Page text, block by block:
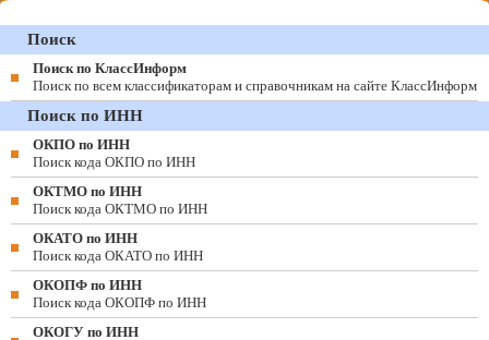
Поиск
Поиск по КлассИнформ
Поиск по всем классификаторам и справочникам на сайте КлассИнформ
Поиск по ИНН
ОКПО по ИНН
Поиск кода ОКПО по ИНН
ОКТМО по ИНН
Поиск кода ОКТМО по ИНН
ОКАТО по ИНН
Поиск кода ОКАТО по ИНН
ОКОПФ по ИНН
Поиск кода ОКОПФ по ИНН
ОКОГУ по ИНН